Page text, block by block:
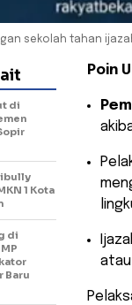
sekolah tahan
Poin
di
1 Kota
di
Baru